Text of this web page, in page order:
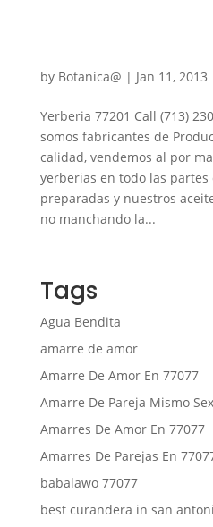
byBotanica@|Jan 11, 2013
Yerberia 77201 Call (713)
somos fabricantes de
calidad, vendemos al por
yerberias en todo las
preparadas y nuestros
no manchando la...
Tags
Agua Bendita
amarre de amor
Amarre De Amor En 77077
Amarre De Pareja Mismo
Amarres De Amor En 77077
Amarres De Parejas En
babalawo 77077
best curandera in san